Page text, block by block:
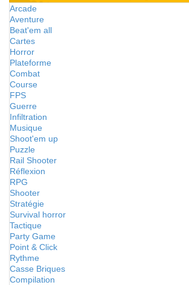
Arcade
Aventure
Beat'em all
Cartes
Horror
Plateforme
Combat
Course
FPS
Guerre
Infiltration
Musique
Shoot'em up
Puzzle
Rail Shooter
Réflexion
RPG
Shooter
Stratégie
Survival horror
Tactique
Party Game
Point & Click
Rythme
Casse Briques
Compilation